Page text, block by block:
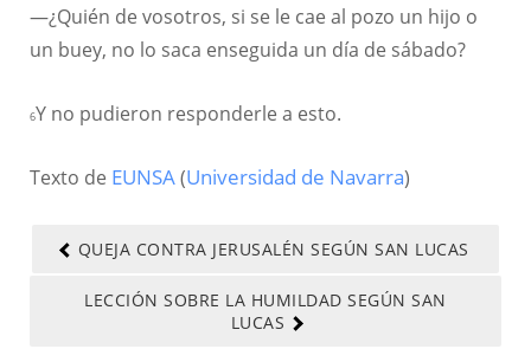
—¿Quién de vosotros, si se le cae al pozo un hijo o
un buey, no lo saca enseguida un día de sábado?
6Y no pudieron responderle a esto.
Texto de EUNSA(Universidad de Navarra)
QUEJA CONTRA JERUSALÉN SEGÚN SAN LUCAS
LECCIÓN SOBRE LA HUMILDAD SEGÚN SAN
LUCAS